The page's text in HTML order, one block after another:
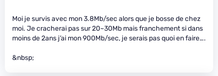
Moi je survis avec mon 3.8Mb/sec alors que je bosse de chez
moi. Je cracherai pas sur 20~30Mb mais franchement si dans
moins de 2ans j’ai mon 900Mb/sec, je serais pas quoi en faire….
&nbsp;